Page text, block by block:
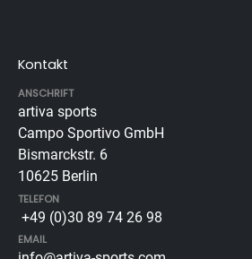
Kontakt
ANSCHRIFT
artiva sports
Campo Sportivo GmbH
Bismarckstr. 6
10625 Berlin
TELEFON
+49 (0)30 89 74 26 98
EMAIL